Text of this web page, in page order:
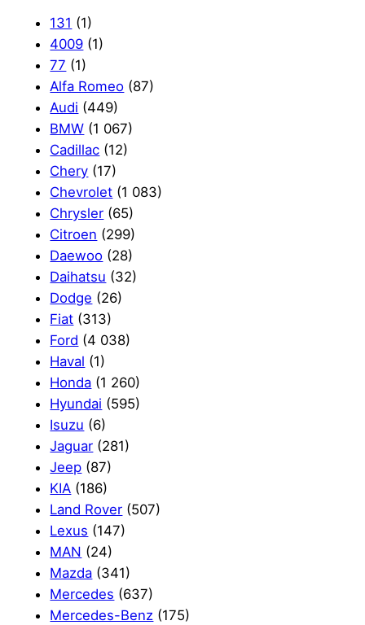
131 (1)
4009 (1)
77 (1)
Alfa Romeo (87)
Audi (449)
BMW (1 067)
Cadillac (12)
Chery (17)
Chevrolet (1 083)
Chrysler (65)
Citroen (299)
Daewoo (28)
Daihatsu (32)
Dodge (26)
Fiat (313)
Ford (4 038)
Haval (1)
Honda (1 260)
Hyundai (595)
Isuzu (6)
Jaguar (281)
Jeep (87)
KIA (186)
Land Rover (507)
Lexus (147)
MAN (24)
Mazda (341)
Mercedes (637)
Mercedes-Benz (175)